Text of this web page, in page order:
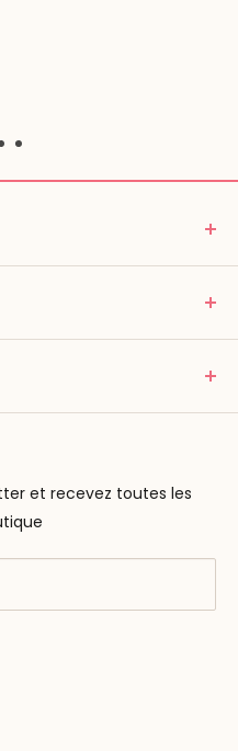
et recevez toutes les